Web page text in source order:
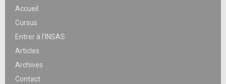
Accueil
Cursus
Entrer à l’INSAS
Articles
Archives
Contact